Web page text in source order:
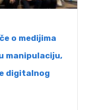
o medijima
manipulaciju,
digitalnog